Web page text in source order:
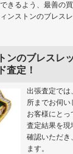
きるよう、最善の
ンストンのブレス
ンのブレスレ
査定！
出張査定では
所までお伺い
お客様にとっ
査定結果を現
確認いただき
ます。